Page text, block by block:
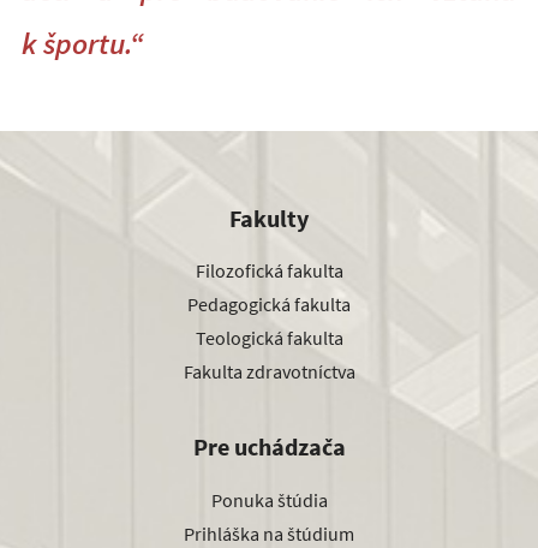
k športu.“
Fakulty
Filozofická fakulta
Pedagogická fakulta
Teologická fakulta
Fakulta zdravotníctva
Pre uchádzača
Ponuka štúdia
Prihláška na štúdium